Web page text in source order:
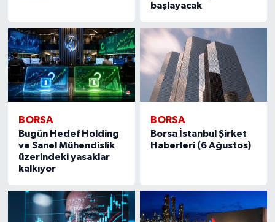
başlayacak
BORSA
Bugün Hedef Holding
ve Sanel Mühendislik
üzerindeki yasaklar
kalkıyor
BORSA
Borsa İstanbul Şirket
Haberleri (6 Ağustos)